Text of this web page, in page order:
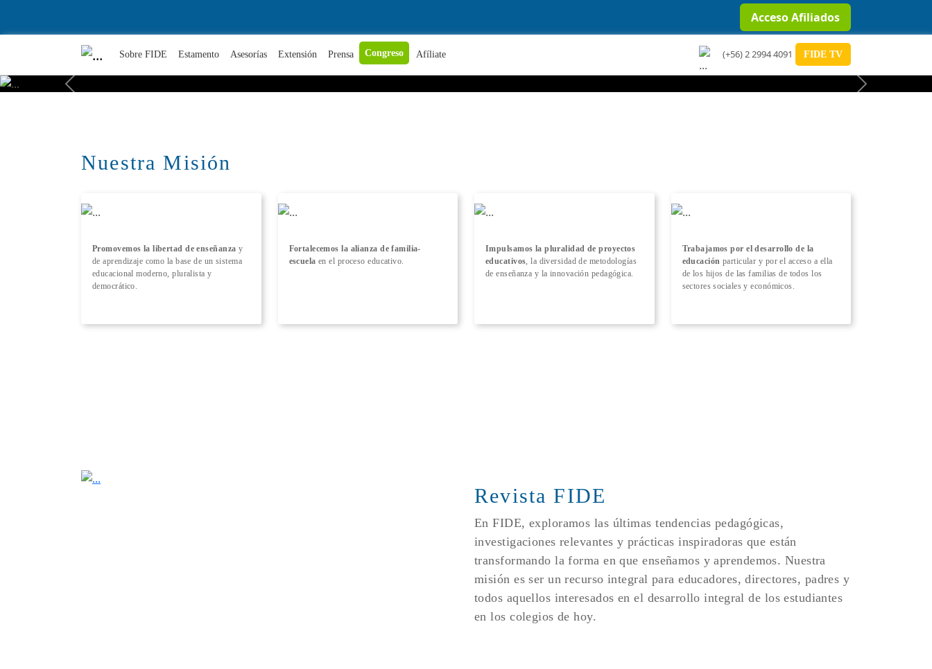
Acceso Afiliados
Sobre FIDE Estamento Asesorías Extensión Prensa Congreso Afíliate (+56) 2 2994 4091 FIDE TV
Previous Next
Nuestra Misión
Promovemos la libertad de enseñanza y
de aprendizaje como la base de un sistema
educacional moderno, pluralista y
democrático.
Fortalecemos la alianza de familia-
escuela en el proceso educativo.
Impulsamos la pluralidad de proyectos
educativos , la diversidad de metodologías
de enseñanza y la innovación pedagógica.
Trabajamos por el desarrollo de la
educación particular y por el acceso a ella
de los hijos de las familias de todos los
sectores sociales y económicos.
Revista FIDE
En FIDE, exploramos las últimas tendencias pedagógicas,
investigaciones relevantes y prácticas inspiradoras que están
transformando la forma en que enseñamos y aprendemos. Nuestra
misión es ser un recurso integral para educadores, directores, padres y
todos aquellos interesados en el desarrollo integral de los estudiantes
en los colegios de hoy.